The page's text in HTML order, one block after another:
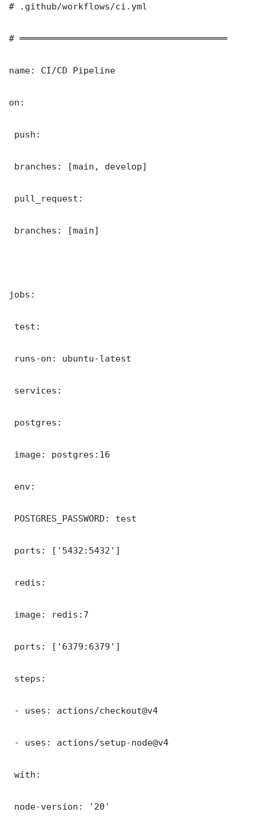
# .github/workflows/ci.yml
# ═══════════════════════════════════════
name: CI/CD Pipeline
on:
push:
branches: [main, develop]
pull_request:
branches: [main]
jobs:
test:
runs-on: ubuntu-latest
services:
postgres:
image: postgres:16
env:
POSTGRES_PASSWORD: test
ports: ['5432:5432']
redis:
image: redis:7
ports: ['6379:6379']
steps:
- uses: actions/checkout@v4
- uses: actions/setup-node@v4
with:
node-version: '20'